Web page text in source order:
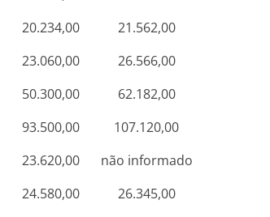
20.234,00
21.562,00
23.060,00
26.566,00
50.300,00
62.182,00
93.500,00
107.120,00
23.620,00
não informado
24.580,00
26.345,00